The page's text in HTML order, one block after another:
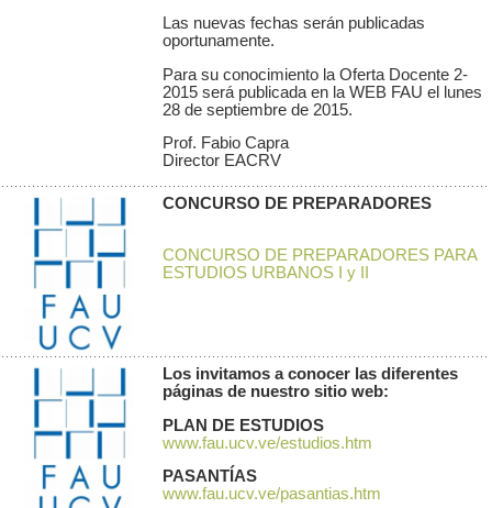
Las nuevas fechas serán publicadas
oportunamente.
Para su conocimiento la Oferta Docente 2-
2015 será publicada en la WEB FAU el lunes
28 de septiembre de 2015.
Prof. Fabio Capra
Director EACRV
CONCURSO DE PREPARADORES
CONCURSO DE PREPARADORES PARA
ESTUDIOS URBANOS I y II
Los invitamos a conocer las diferentes
páginas de nuestro sitio web:
PLAN DE ESTUDIOS
www.fau.ucv.ve/estudios.htm
PASANTÍAS
www.fau.ucv.ve/pasantias.htm